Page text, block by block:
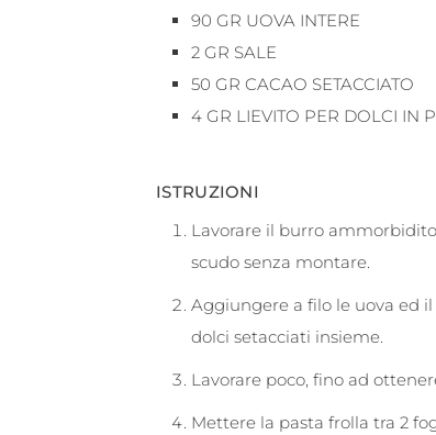
90 GR UOVA INTERE
2 GR SALE
50 GR CACAO SETACCIATO
4 GR LIEVITO PER DOLCI IN
ISTRUZIONI
Lavorare il burro
scudo senza montare.
Aggiungere a filo le uova ed
dolci setacciati insieme.
Lavorare poco, fino ad
Mettere la pasta frolla tra 2